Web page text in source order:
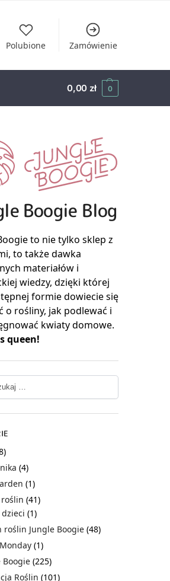
Polubione Zamówienie
0,00 zł 0
Boogie Blog
to nie tylko sklep z
to także dawka
materiałów i
wiedzy, dzięki której
formie dowiecie się
o rośliny, jak podlewać i
kwiaty domowe.
queen!
(4)
(1)
roślin (41)
dzieci (1)
roślin Jungle Boogie(48)
(1)
Boogie(225)
Roślin (101)